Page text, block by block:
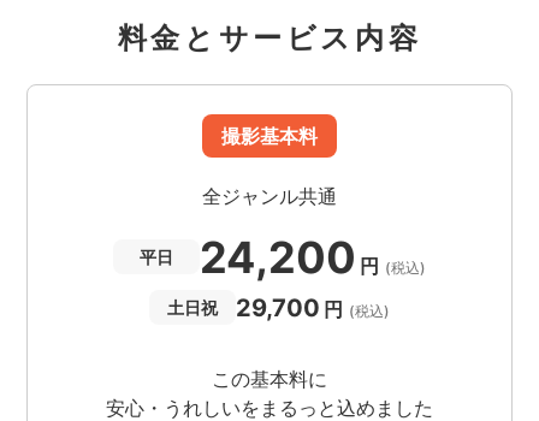
料金とサービス内容
撮影基本料
全ジャンル共通
平日 24,200 円 (税込)
土日祝 29,700 円 (税込)
この基本料に
安心・うれしいをまるっと込めました